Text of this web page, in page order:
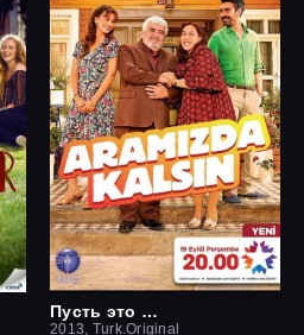
Пусть это останется между нами
2013, Turk.Original